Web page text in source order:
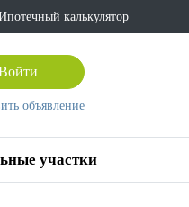
калькулятор
объявление
участки